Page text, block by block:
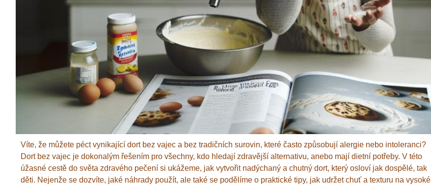
Víte, že můžete péct vynikající dort bez vajec a bez tradičních surovin, které často způsobují alergie nebo intoleranci?
Dort bez vajec je dokonalým řešením pro všechny, kdo hledají zdravější alternativu, anebo mají dietní potřeby. V této
úžasné cestě do světa zdravého pečení si ukážeme, jak vytvořit nadýchaný a chutný dort, který osloví jak dospělé, tak
děti. Nejenže se dozvíte, jaké náhrady použít, ale také se podělíme o praktické tipy, jak udržet chuť a texturu na vysoké